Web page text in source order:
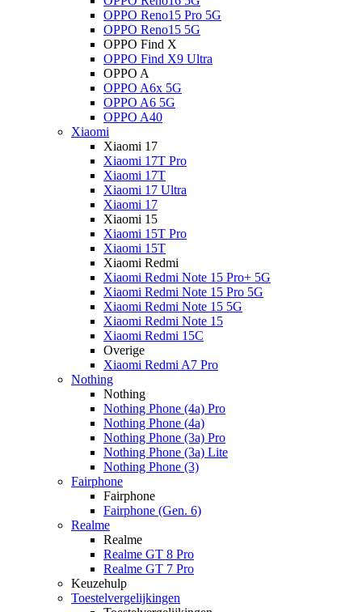
OPPO Reno15 Pro 5G
OPPO Reno15 5G
OPPO Find X
OPPO Find X9 Ultra
OPPO A
OPPO A6x 5G
OPPO A6 5G
OPPO A40
Xiaomi
Xiaomi 17
Xiaomi 17T Pro
Xiaomi 17T
Xiaomi 17 Ultra
Xiaomi 17
Xiaomi 15
Xiaomi 15T Pro
Xiaomi 15T
Xiaomi Redmi
Xiaomi Redmi Note 15 Pro+ 5G
Xiaomi Redmi Note 15 Pro 5G
Xiaomi Redmi Note 15 5G
Xiaomi Redmi Note 15
Xiaomi Redmi 15C
Overige
Xiaomi Redmi A7 Pro
Nothing
Nothing
Nothing Phone (4a) Pro
Nothing Phone (4a)
Nothing Phone (3a) Pro
Nothing Phone (3a) Lite
Nothing Phone (3)
Fairphone
Fairphone
Fairphone (Gen. 6)
Realme
Realme
Realme GT 8 Pro
Realme GT 7 Pro
Keuzehulp
Toestelvergelijkingen